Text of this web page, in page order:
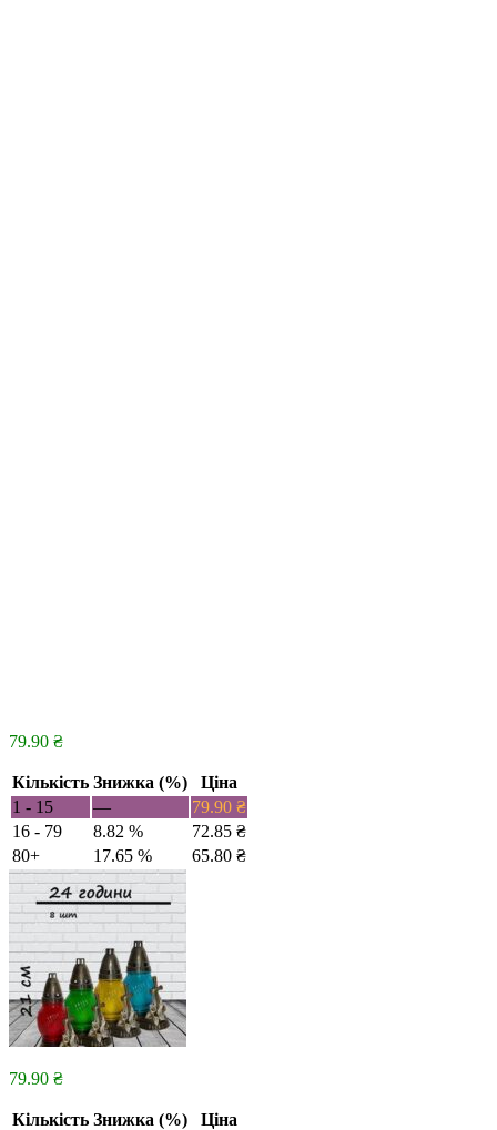
79.90 ₴
Кількість Знижка (%)
Ціна
1 - 15
— 79.90 ₴
16 - 79
8.82 % 72.85 ₴
80+
17.65 % 65.80 ₴
79.90 ₴
Кількість Знижка (%)
Ціна